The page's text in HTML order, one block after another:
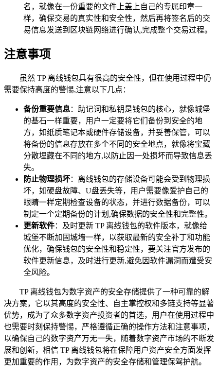
名，就像在一份重要的文件上盖上自己的专属印章一
样，确保交易的真实性和安全性，然后再将签名后的交
易信息发送到区块链网络进行确认,完成整个交易过程。
注意事项
虽然 TP 离线钱包具有很高的安全性，但在使用过程中仍
需要保持高度的警惕,注意以下几点：
备份重要信息：助记词和私钥是钱包的核心，就像城堡
的基石一样重要，用户一定要将它们备份到安全的地
方，如纸质笔记本或硬件存储设备，并妥善保管，可以
将备份的信息存放在多个不同的安全地点，就像将宝藏
分散埋藏在不同的地方,以防止因一处损坏而导致信息丢
失。
防止物理损坏：离线钱包的存储设备可能会受到物理损
坏，如硬盘故障、U盘丢失等，用户需要像爱护自己的
眼睛一样定期检查设备的状态，并进行数据备份，可以
制定一个定期备份的计划,确保数据的安全性和完整性。
更新软件：及时更新 TP 离线钱包的软件版本，就像给
城堡不断加固城墙一样，以获取最新的安全补丁和功能
优化，确保钱包的安全性和稳定性，要关注官方发布的
软件更新信息，及时进行更新,避免因软件漏洞而遭受安
全风险。
TP 离线钱包为数字资产的安全存储提供了一种可靠的解
决方案，它以其高度的安全性、自主掌控权和多链支持等显著
优势，成为了众多数字资产投资者的首选，用户在使用过程中
也需要时刻保持警惕，严格遵循正确的操作方法和注意事项，
以确保自己的数字资产万无一失，随着数字资产市场的不断发
展和创新，相信 TP 离线钱包将在保障用户资产安全方面发挥
更加重要的作用，为数字资产的安全存储和管理保驾护航。